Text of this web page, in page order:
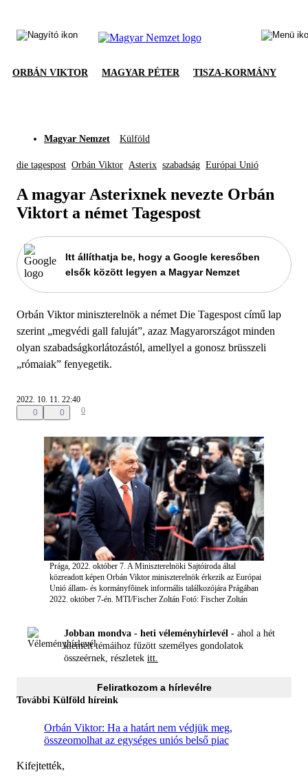
ORBÁN VIKTOR MAGYAR PÉTER TISZA-KORMÁNY
Magyar Nemzet Külföld
die tagespost Orbán Viktor Asterix szabadság Európai Unió
A magyar Asterixnek nevezte Orbán
Viktort a német Tagespost
Itt állíthatja be, hogy a Google keresőben
elsők között legyen a Magyar Nemzet
Orbán Viktor miniszterelnök a német Die Tagespost című lap
szerint „megvédi gall faluját”, azaz Magyarországot minden
olyan szabadságkorlátozástól, amellyel a gonosz brüsszeli
„rómaiak” fenyegetik.
2022. 10. 11. 22:40
0
0 0
Prága, 2022. október 7. A Miniszterelnöki Sajtóiroda által
közreadott képen Orbán Viktor miniszterelnök érkezik az Európai
Unió állam- és kormányfõinek informális találkozójára Prágában
2022. október 7-én. MTI/Fischer Zoltán Fotó: Fischer Zoltán
Jobban mondva - heti véleményhírlevél - ahol a hét
kiemelt témáihoz fűzött személyes gondolatok
összeérnek, részletek itt.
Feliratkozom a hírlevélre
További Külföld híreink
Orbán Viktor: Ha a határt nem védjük meg,
összeomolhat az egységes uniós belső piac
Kifejtették,